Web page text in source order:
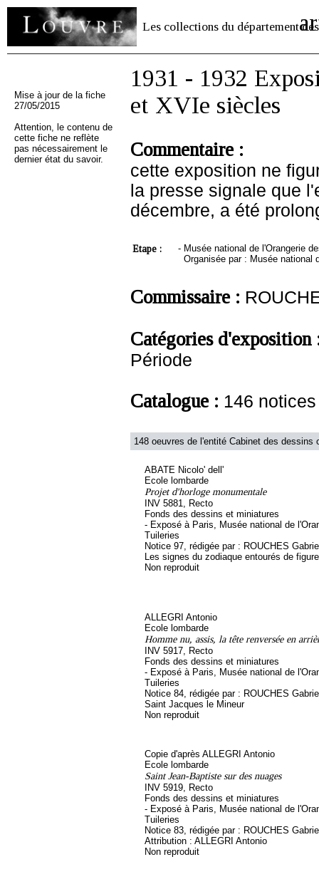
Les collections du département des
Mise à jour de la fiche
27/05/2015
Attention, le contenu de
cette fiche ne reflète
pas nécessairement le
dernier état du savoir.
1931 - 1932
et XVIe siècles
Commentaire :
cette exposition ne
la presse signale que
décembre, a été
Etape : - Musée national de l'Orangerie
Organisée par : Musée national
Commissaire :
Catégories
Période
Catalogue : 146
148 oeuvres de l'entité Cabinet des dessins
ABATE Nicolo' dell'
Ecole lombarde
Projet d'horloge monumentale
INV 5881, Recto
Fonds des dessins et miniatures
- Exposé à Paris, Musée national de
Tuileries
Notice 97, rédigée par : ROUCHES
Les signes du zodiaque entourés de
Non reproduit
ALLEGRI Antonio
Ecole lombarde
Homme nu, assis, la tête renversée en
INV 5917, Recto
Fonds des dessins et miniatures
- Exposé à Paris, Musée national de
Tuileries
Notice 84, rédigée par : ROUCHES
Saint Jacques le Mineur
Non reproduit
Copie d'après ALLEGRI Antonio
Ecole lombarde
Saint Jean-Baptiste sur des nuages
INV 5919, Recto
Fonds des dessins et miniatures
- Exposé à Paris, Musée national de
Tuileries
Notice 83, rédigée par : ROUCHES
Attribution : ALLEGRI Antonio
Non reproduit